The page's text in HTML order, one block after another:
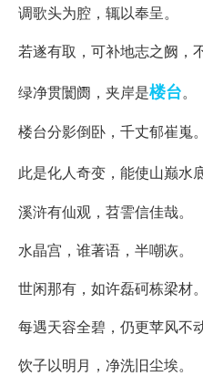
调歌头为腔，辄以奉呈。
若遂有取，可补地志之阙，
绿净贯闤阓，夹岸是楼台。
楼台分影倒卧，千丈郁崔嵬。
此是化人奇变，能使山巅水
溪浒有仙观，苕霅信佳哉。
水晶宫，谁著语，半嘲诙。
世闲那有，如许磊砢栋梁材。
每遇天容全碧，仍更苹风不
饮子以明月，净洗旧尘埃。